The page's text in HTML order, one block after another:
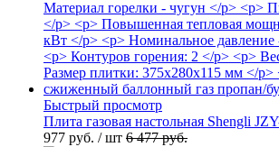
Быстрый просмотр
Плита газовая настольная Shengli
977 руб. / шт 6 477 руб.